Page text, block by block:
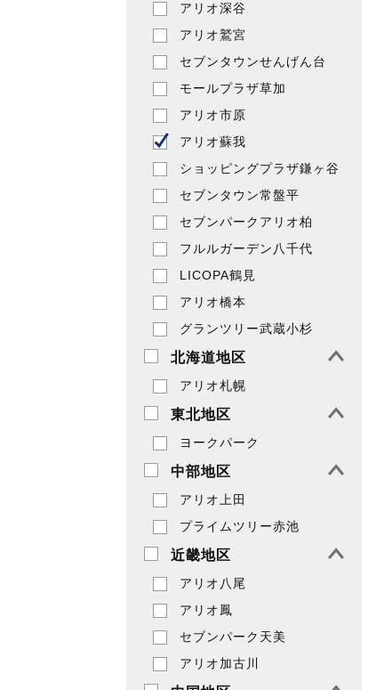
アリオ深谷
アリオ鷲宮
セブンタウンせんげん台
モールプラザ草加
アリオ市原
アリオ蘇我
ショッピングプラザ鎌ヶ谷
セブンタウン常盤平
セブンパークアリオ柏
フルルガーデン八千代
LICOPA鶴見
アリオ橋本
グランツリー武蔵小杉
北海道地区
アリオ札幌
東北地区
ヨークパーク
中部地区
アリオ上田
プライムツリー赤池
近畿地区
アリオ八尾
アリオ鳳
セブンパーク天美
アリオ加古川